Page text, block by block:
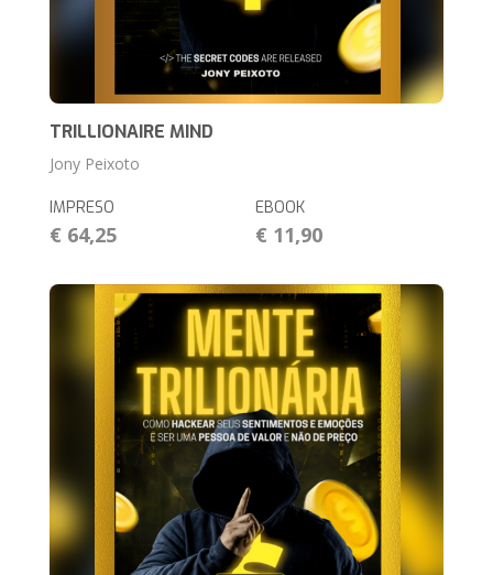
TRILLIONAIRE MIND
Jony Peixoto
IMPRESO
€ 64,25
EBOOK
€ 11,90